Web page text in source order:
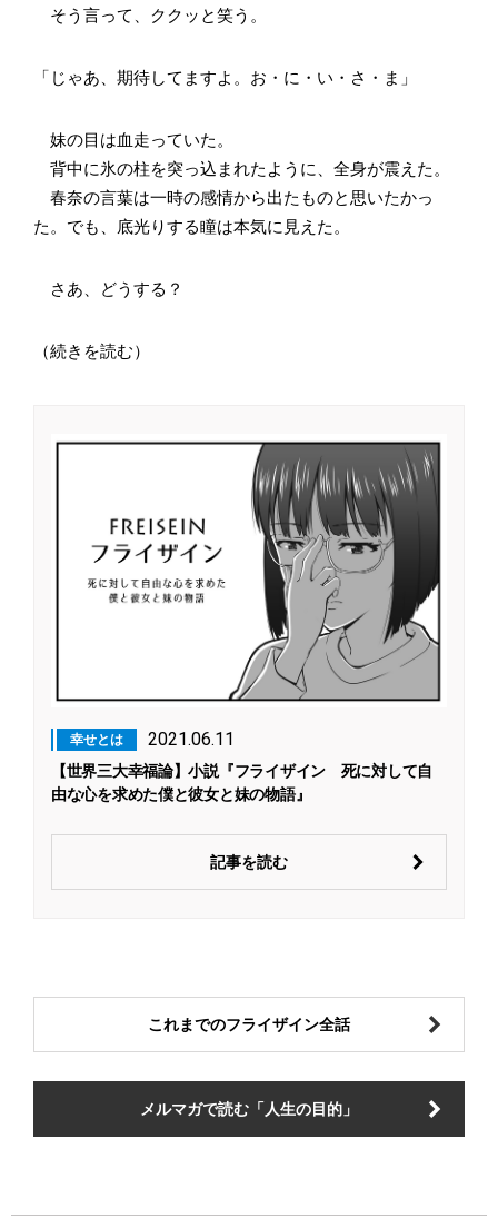
そう言って、ククッと笑う。
「じゃあ、期待してますよ。お・に・い・さ・ま」
妹の目は血走っていた。
背中に氷の柱を突っ込まれたように、全身が震えた。
春奈の言葉は一時の感情から出たものと思いたかっ
た。でも、底光りする瞳は本気に見えた。
さあ、どうする？
（続きを読む）
幸せとは 2021.06.11
【世界三大幸福論】小説『フライザイン 死に対して自
由な心を求めた僕と彼女と妹の物語』
記事を読む
これまでのフライザイン全話
メルマガで読む「人生の目的」